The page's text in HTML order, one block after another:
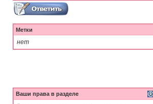
Метки
нет
Ваши права в разделе